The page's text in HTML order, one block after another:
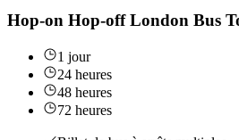
Hop-on Hop-off London Bus
1 jour
24 heures
48 heures
72 heures